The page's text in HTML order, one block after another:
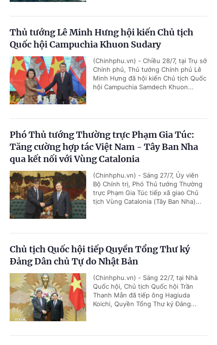
Thủ tướng Lê Minh Hưng hội kiến Chủ tịch
Quốc hội Campuchia Khuon Sudary
(Chinhphu.vn) - Chiều 28/7, tại Trụ sở
Chính phủ, Thủ tướng Chính phủ Lê
Minh Hưng đã hội kiến Chủ tịch Quốc
hội Campuchia Samdech Khuon...
Phó Thủ tướng Thường trực Phạm Gia Túc:
Tăng cường hợp tác Việt Nam - Tây Ban Nha
qua kết nối với Vùng Catalonia
(Chinhphu.vn) - Sáng 27/7, Ủy viên
Bộ Chính trị, Phó Thủ tướng Thường
trực Phạm Gia Túc tiếp xã giao Chủ
tịch Vùng Catalonia (Tây Ban Nha)...
Chủ tịch Quốc hội tiếp Quyền Tổng Thư ký
Đảng Dân chủ Tự do Nhật Bản
(Chinhphu.vn) - Sáng 22/7, tại Nhà
Quốc hội, Chủ tịch Quốc hội Trần
Thanh Mẫn đã tiếp ông Hagiuda
Koichi, Quyền Tổng Thư ký Đảng...